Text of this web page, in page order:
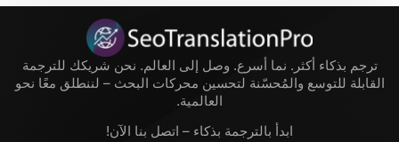
ترجم بذكاء أكثر. نما أسرع. وصل إلى العالم. نحن شريكك للترجمة
القابلة للتوسع والمُحسّنة لتحسين محركات البحث – لننطلق معًا نحو
العالمية.
ابدأ بالترجمة بذكاء – اتصل بنا الآن!